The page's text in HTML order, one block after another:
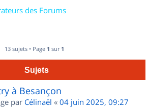
des Forums
13 sujets • Page 1 sur 1
Sujets
à Besançon
par Célinaël « 04 juin 2025, 09:27